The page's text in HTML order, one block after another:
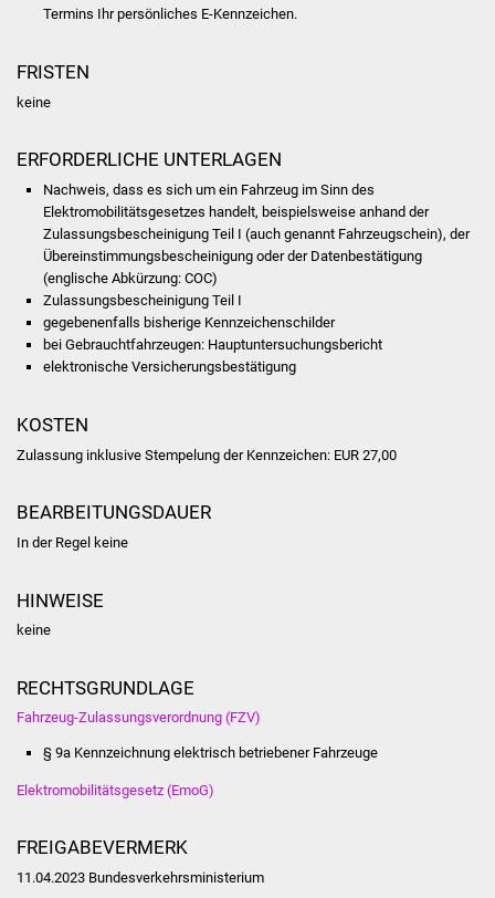
Volkshochschule
Lokale Agenda
Jugendhaus
Fachteam Jugend
Kinder- und
Familienzentrum
Suenergie
Termins Ihr persönliches E-Kennzeichen.
FRISTEN
keine
ERFORDERLICHE UNTERLAGEN
Nachweis, dass es sich um ein Fahrzeug im Sinn des
Elektromobilitätsgesetzes handelt, beispielsweise anhand der
Zulassungsbescheinigung Teil I (auch genannt Fahrzeugschein), der
Übereinstimmungsbescheinigung oder der Datenbestätigung
(englische Abkürzung: COC)
Zulassungsbescheinigung Teil I
gegebenenfalls bisherige Kennzeichenschilder
bei Gebrauchtfahrzeugen: Hauptuntersuchungsbericht
elektronische Versicherungsbestätigung
KOSTEN
Zulassung inklusive Stempelung der Kennzeichen: EUR 27,00
BEARBEITUNGSDAUER
In der Regel keine
HINWEISE
keine
RECHTSGRUNDLAGE
Fahrzeug-Zulassungsverordnung (FZV)
§ 9a Kennzeichnung elektrisch betriebener Fahrzeuge
Elektromobilitätsgesetz (EmoG)
FREIGABEVERMERK
11.04.2023 Bundesverkehrsministerium